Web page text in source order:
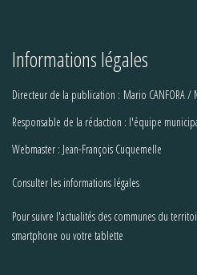
Informations légales
Directeur de la publication : Mario CANFORA /
Responsable de la rédaction : l'équipe
Webmaster : Jean-François Cuquemelle
Consulter les informations légales
Pour suivre l'actualités des communes du
smartphone ou votre tablette